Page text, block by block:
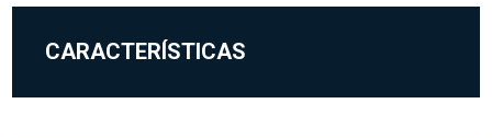
CARACTERÍSTICAS